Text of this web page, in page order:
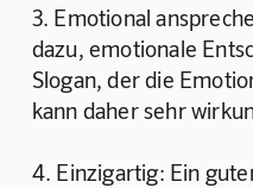
3. Emotional
dazu, emotionale
Slogan, der die
kann daher sehr
4. Einzigartig: Ein